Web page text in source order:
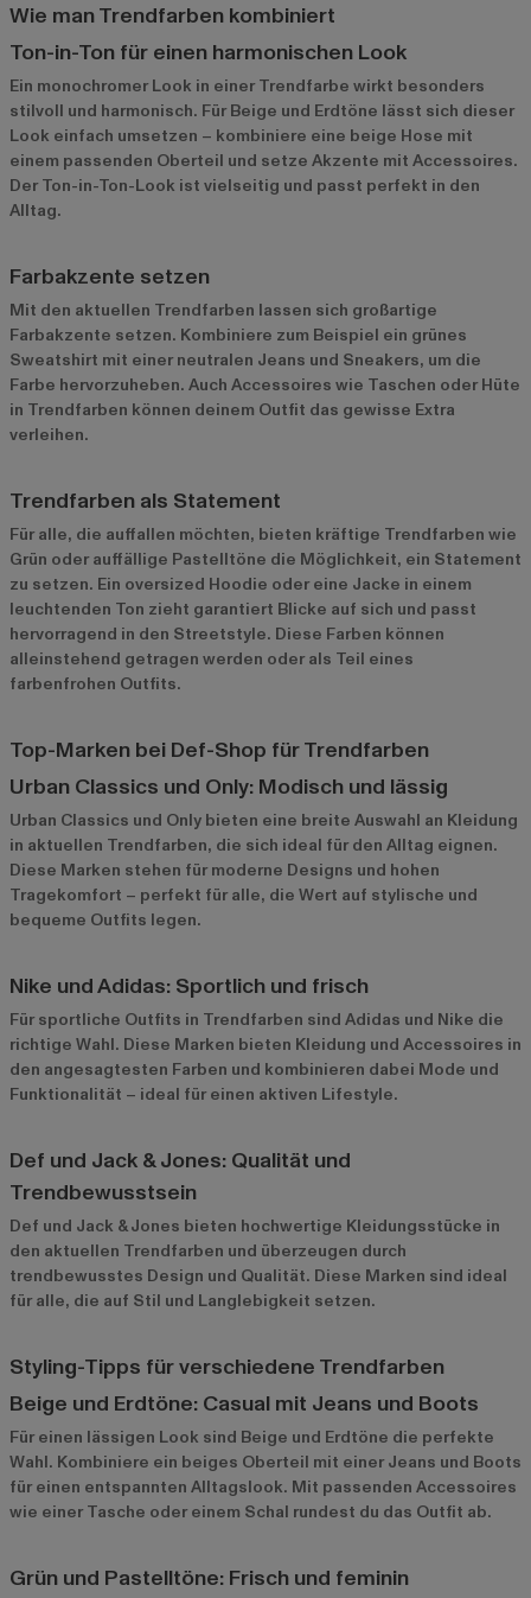
Wie man Trendfarben kombiniert
Ton-in-Ton für einen harmonischen Look
Ein monochromer Look in einer Trendfarbe wirkt besonders
stilvoll und harmonisch. Für Beige und Erdtöne lässt sich dieser
Look einfach umsetzen – kombiniere eine beige Hose mit
einem passenden Oberteil und setze Akzente mit Accessoires.
Der Ton-in-Ton-Look ist vielseitig und passt perfekt in den
Alltag.
Farbakzente setzen
Mit den aktuellen Trendfarben lassen sich großartige
Farbakzente setzen. Kombiniere zum Beispiel ein grünes
Sweatshirt mit einer neutralen Jeans und Sneakers, um die
Farbe hervorzuheben. Auch Accessoires wie Taschen oder Hüte
in Trendfarben können deinem Outfit das gewisse Extra
verleihen.
Trendfarben als Statement
Für alle, die auffallen möchten, bieten kräftige Trendfarben wie
Grün oder auffällige Pastelltöne die Möglichkeit, ein Statement
zu setzen. Ein oversized Hoodie oder eine Jacke in einem
leuchtenden Ton zieht garantiert Blicke auf sich und passt
hervorragend in den Streetstyle. Diese Farben können
alleinstehend getragen werden oder als Teil eines
farbenfrohen Outfits.
Top-Marken bei Def-Shop für Trendfarben
Urban Classics und Only: Modisch und lässig
Urban Classics und Only bieten eine breite Auswahl an Kleidung
in aktuellen Trendfarben, die sich ideal für den Alltag eignen.
Diese Marken stehen für moderne Designs und hohen
Tragekomfort – perfekt für alle, die Wert auf stylische und
bequeme Outfits legen.
Nike und Adidas: Sportlich und frisch
Für sportliche Outfits in Trendfarben sind Adidas und Nike die
richtige Wahl. Diese Marken bieten Kleidung und Accessoires in
den angesagtesten Farben und kombinieren dabei Mode und
Funktionalität – ideal für einen aktiven Lifestyle.
Def und Jack & Jones: Qualität und
Trendbewusstsein
Def und Jack & Jones bieten hochwertige Kleidungsstücke in
den aktuellen Trendfarben und überzeugen durch
trendbewusstes Design und Qualität. Diese Marken sind ideal
für alle, die auf Stil und Langlebigkeit setzen.
Styling-Tipps für verschiedene Trendfarben
Beige und Erdtöne: Casual mit Jeans und Boots
Für einen lässigen Look sind Beige und Erdtöne die perfekte
Wahl. Kombiniere ein beiges Oberteil mit einer Jeans und Boots
für einen entspannten Alltagslook. Mit passenden Accessoires
wie einer Tasche oder einem Schal rundest du das Outfit ab.
Grün und Pastelltöne: Frisch und feminin